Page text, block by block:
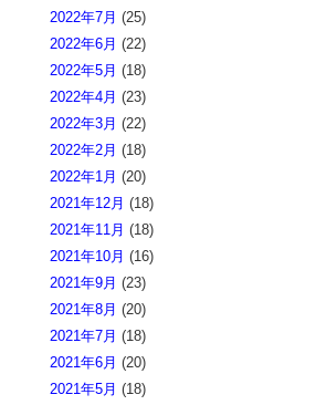
2022年7月 (25)
2022年6月 (22)
2022年5月 (18)
2022年4月 (23)
2022年3月 (22)
2022年2月 (18)
2022年1月 (20)
2021年12月 (18)
2021年11月 (18)
2021年10月 (16)
2021年9月 (23)
2021年8月 (20)
2021年7月 (18)
2021年6月 (20)
2021年5月 (18)